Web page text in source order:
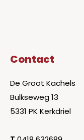
Contact
De Groot Kachels
Bulkseweg 13
5331 PK Kerkdriel